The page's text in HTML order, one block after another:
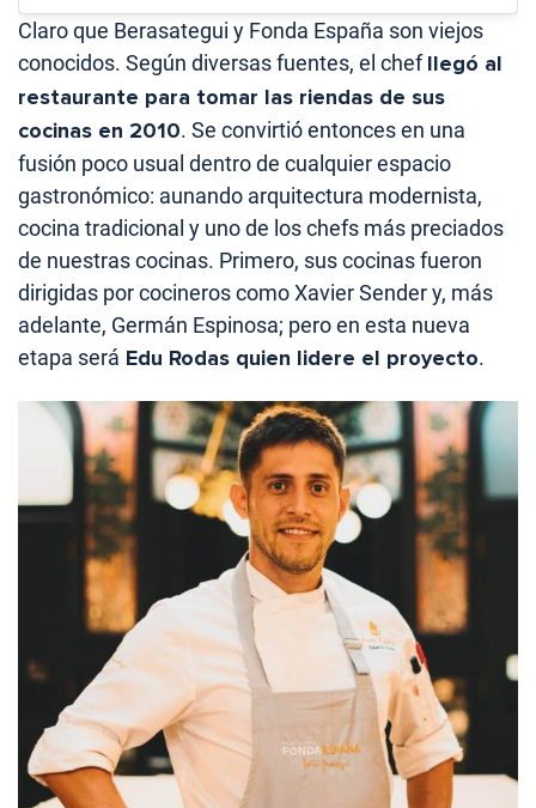
Claro que Berasategui y Fonda España son viejos
conocidos. Según diversas fuentes, el chefllegó al
restaurante para tomar las riendas de sus
cocinas en 2010. Se convirtió entonces en una
fusión poco usual dentro de cualquier espacio
gastronómico: aunando arquitectura modernista,
cocina tradicional y uno de los chefs más preciados
de nuestras cocinas. Primero, sus cocinas fueron
dirigidas por cocineros como Xavier Sender y, más
adelante, Germán Espinosa; pero en esta nueva
etapa será Edu Rodas quien lidere el proyecto.